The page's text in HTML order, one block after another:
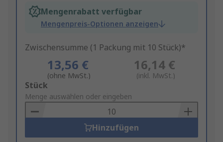
Mengenrabatt verfügbar
Mengenpreis-Optionen anzeigen
Zwischensumme (1 Packung mit 10 Stück)*
13,56 €
(ohne MwSt.)
16,14 €
(inkl. MwSt.)
Add
to
Basket
Stück
Menge auswählen oder eingeben
Hinzufügen